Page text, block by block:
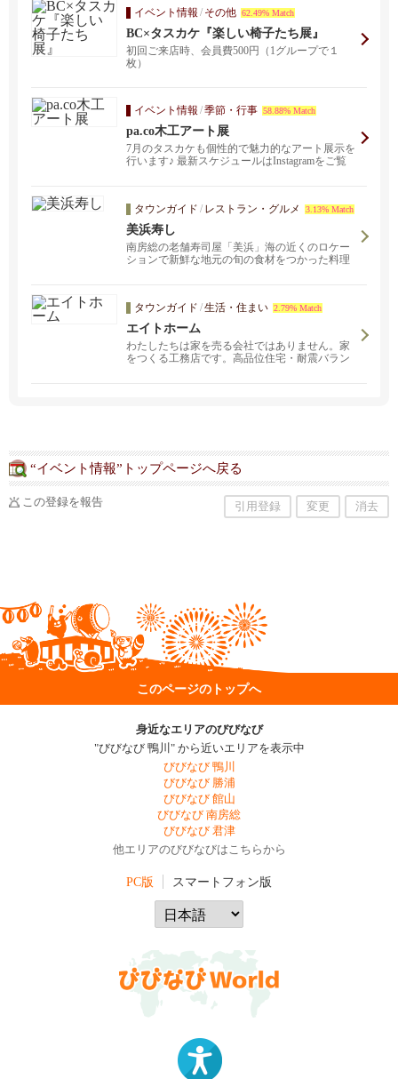
イベント情報 / その他 62.49% Match
BC×タスカケ『楽しい椅子たち展』
初回ご来店時、会員費500円（1グループで１
枚）
イベント情報 /季節・行事 58.88% Match
pa.co木工アート展
7月のタスカケも個性的で魅力的なアート展示を
行います♪ 最新スケジュールはInstagramをご覧
タウンガイド / レストラン・グルメ 3.13% Match
美浜寿し
南房総の老舗寿司屋「美浜」海の近くのロケー
ションで新鮮な地元の旬の食材をつかった料理
タウンガイド /生活・住まい 2.79% Match
エイトホーム
わたしたちは家を売る会社ではありません。家
をつくる工務店です。高品位住宅・耐震バラン
“イベント情報”トップページへ戻る
この登録を報告 引用登録 変更 消去
このページのトップへ
身近なエリアのびびなび
"びびなび 鴨川" から近いエリアを表示中
びびなび 鴨川
びびなび 勝浦
びびなび 館山
びびなび 南房総
びびなび 君津
他エリアのびびなびはこちらから
PC版 スマートフォン版